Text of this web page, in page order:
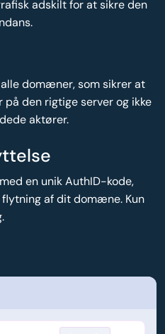
adskilt for at sikre den
domæner, som sikrer at
den rigtige server og ikke
aktører.
en unik AuthID-kode,
af dit domæne. Kun